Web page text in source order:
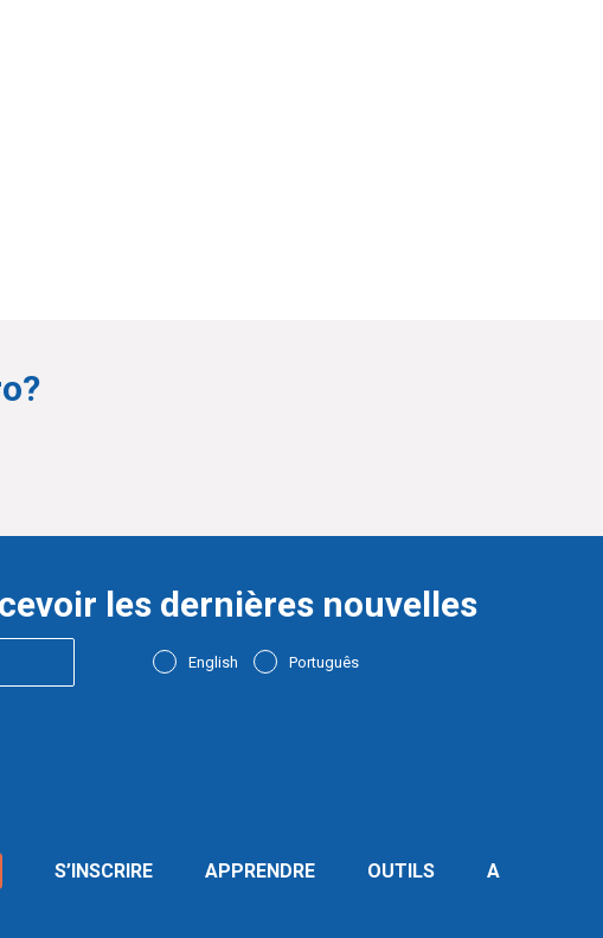
les dernières nouvelles
English Português
S’INSCRIRE APPRENDRE OUTILS
A